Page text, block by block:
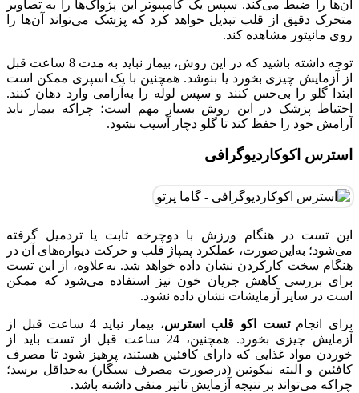
آن‌ها را ضبط می‌کند. سپس یک کامپیوتر این پژواک‌ها را به تصاویر
متحرک دقیق از قلب تبدیل خواهد کرد که پزشک می‌تواند آن‌ها را
روی مانیتور مشاهده کند.
توجه داشته باشید که در این روش، بیمار نباید به مدت 8 ساعت قبل
از آزمایش چیزی بخورد یا بنوشد. همچنین با یک اسپری ممکن است
ابتدا گلو را بی‌حس کنند و سپس لوله را به‌آرامی وارد دهان کنند.
احتیاط پزشک در این روش بسیار مهم است؛ چراکه بیمار باید
آرامش خود را حفظ کند تا گلو دچار آسیب نشود.
استرس اکوکاردیوگرافی
این تست در هنگام ورزش با دوچرخه ثابت یا تردمیل گرفته
می‌شود؛ به‌این‌صورت، عملکرد پمپاژ قلب و حرکت دیواره‌های آن در
هنگام سخت کارکردن نشان داده خواهد شد. به‌علاوه، از این تست
برای بررسی کاهش جریان خون نیز استفاده می‌شود که ممکن
است در سایر آزمایشات نشان داده نشود.
برای انجامتست اکو قلب استرس
، بیمار نباید 4 ساعت قبل از
آزمایش چیزی بخورد. همچنین، 24 ساعت قبل از تست باید از
خوردن مواد غذایی که دارای کافئین هستند، پرهیز شود تا مصرف
کافئین و البته نیکوتین (درصورت مصرف سیگار) به‌حداقل برسد؛
چراکه می‌تواند بر نتیجه آزمایش تاثیر منفی داشته باشد.